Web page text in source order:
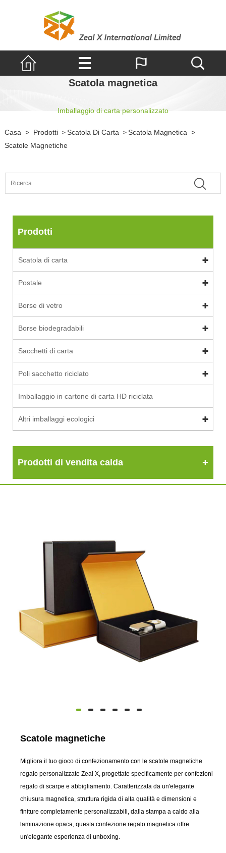
Scatola magnetica
Imballaggio di carta personalizzato
Casa > Prodotti > Scatola Di Carta > Scatola Magnetica >
Scatole Magnetiche
Prodotti
Scatola di carta
Postale
Borse di vetro
Borse biodegradabili
Sacchetti di carta
Poli sacchetto riciclato
Imballaggio in cartone di carta HD riciclata
Altri imballaggi ecologici
Prodotti di vendita calda
Scatole magnetiche
Migliora il tuo gioco di confezionamento con le scatole magnetiche
regalo personalizzate Zeal X, progettate specificamente per confezioni
regalo di scarpe e abbigliamento. Caratterizzata da un'elegante
chiusura magnetica, struttura rigida di alta qualità e dimensioni e
finiture completamente personalizzabili, dalla stampa a caldo alla
laminazione opaca, questa confezione regalo magnetica offre
un'elegante esperienza di unboxing.